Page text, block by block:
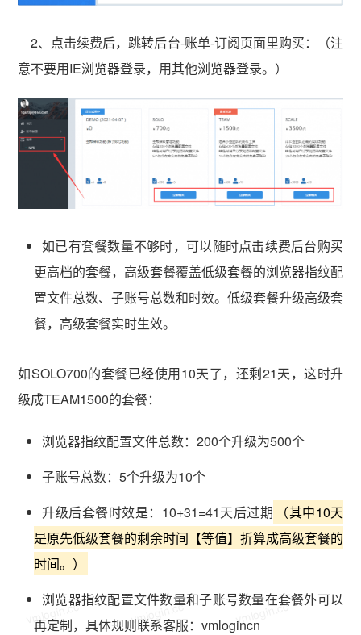
2、点击续费后，跳转后台-账单-订阅页面里购买：（注
意不要用IE浏览器登录，用其他浏览器登录。）
如已有套餐数量不够时，可以随时点击续费后台购买
更高档的套餐，高级套餐覆盖低级套餐的浏览器指纹配
置文件总数、子账号总数和时效。低级套餐升级高级套
餐，高级套餐实时生效。
如SOLO700的套餐已经使用10天了，还剩21天，这时升
级成TEAM1500的套餐：
浏览器指纹配置文件总数：200个升级为500个
子账号总数：5个升级为10个
升级后套餐时效是：10+31=41天后过期
（其中10天
是原先低级套餐的剩余时间【等值】折算成高级套餐的
时间。）
浏览器指纹配置文件数量和子账号数量在套餐外可以
再定制，具体规则联系客服：vmlogincn
vmlogin.cc vmlogin.cc vmlogin.cc